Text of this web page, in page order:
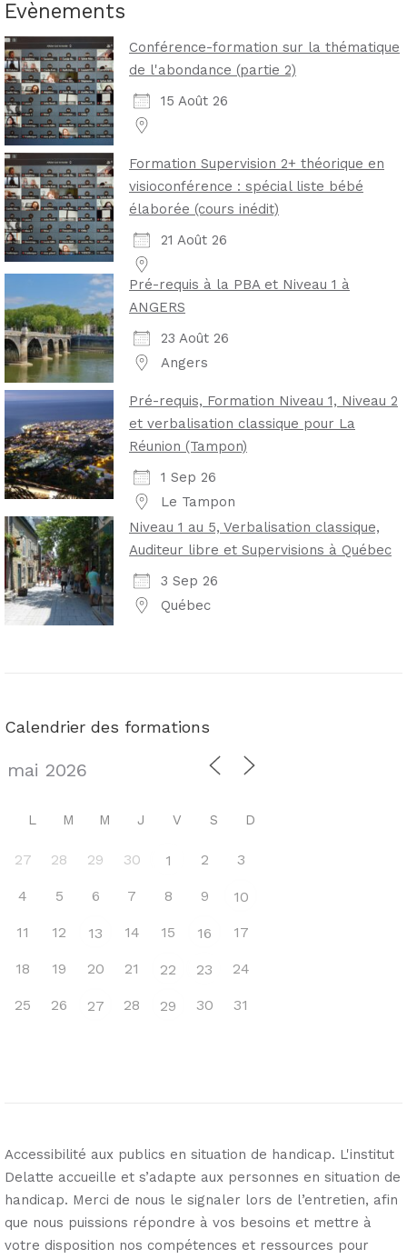
Evènements
Conférence-formation sur la thématique
de l'abondance (partie 2)
15 Août 26
Formation Supervision 2+ théorique en
visioconférence : spécial liste bébé
élaborée (cours inédit)
21 Août 26
Pré-requis à la PBA et Niveau 1 à
ANGERS
23 Août 26
Angers
Pré-requis, Formation Niveau 1, Niveau 2
et verbalisation classique pour La
Réunion (Tampon)
1 Sep 26
Le Tampon
Niveau 1 au 5, Verbalisation classique,
Auditeur libre et Supervisions à Québec
3 Sep 26
Québec
Calendrier des formations
L M M J V S D
27 28 29 30 1 2 3
4 5 6 7 8 9 10
11 12 13 14 15 16 17
18 19 20 21 22 23 24
25 26 27 28 29 30 31
Accessibilité aux publics en situation de handicap. L'institut
Delatte accueille et s’adapte aux personnes en situation de
handicap. Merci de nous le signaler lors de l’entretien, afin
que nous puissions répondre à vos besoins et mettre à
votre disposition nos compétences et ressources pour